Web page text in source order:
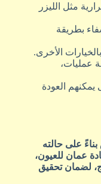
مثل الليزر
بطريقة
الأخرى.
عمليات،
العودة
على حالته
عمان للعيون،
لضمان تحقيق